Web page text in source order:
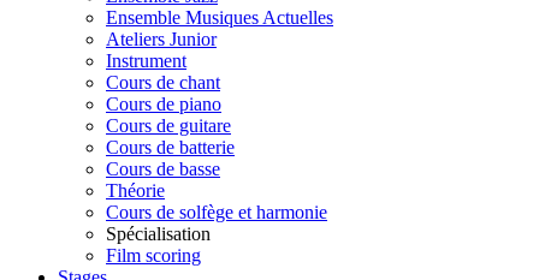
Ensemble Musiques Actuelles
Ateliers Junior
Instrument
Cours de chant
Cours de piano
Cours de guitare
Cours de batterie
Cours de basse
Théorie
Cours de solfège et harmonie
Spécialisation
Film scoring